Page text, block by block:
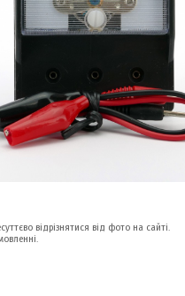
відрізнятися від фото на сайті.